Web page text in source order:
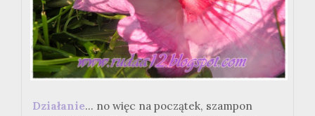
Działanie... no więc na początek, szampon